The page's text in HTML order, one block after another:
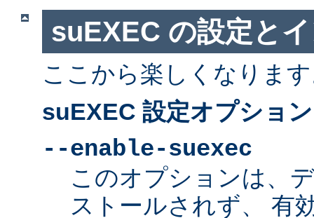
suEXEC の設定と
ここから楽しくなりま
suEXEC 設定オプション
--enable-suexec
このオプションは、
ストールされず、 有